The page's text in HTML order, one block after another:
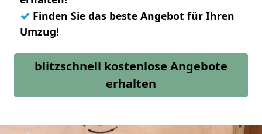
✓ Finden Sie das beste Angebot für Ihren
Umzug!
blitzschnell kostenlose Angebote
erhalten